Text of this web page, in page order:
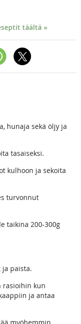
täältä »
hunaja sekä öljy ja
tasaiseksi.
kulhoon ja sekoita
turvonnut
taikina 200-300g
paista.
rasioihin kun
ja antaa